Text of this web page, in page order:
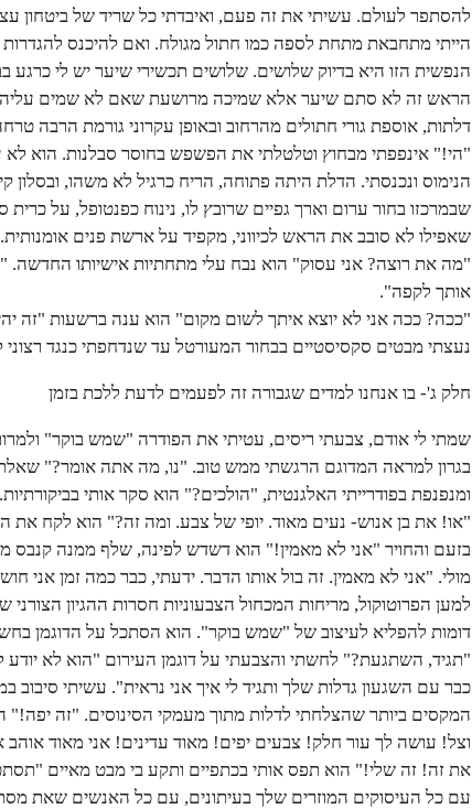
להסתפר לעולם. עשיתי את זה פעם, ואיבדתי כל שריד של ביטחון
הייתי מתחבאת מתחת לספה כמו חתול מגולח. ואם להיכנס
הנפשית הזו היא בדיוק שלושים. שלושים תכשירי שיער יש לי כרגע
הראש זה לא סתם שיער אלא שמיכה מרושעת שאם לא שמים עליה
דלתות, אוספת גורי חתולים מהרחוב ובאופן עקרוני גורמת הרבה
"הי!" אינפפתי מבחוץ וטלטלתי את הפשפש בחוסר סבלנות. הוא לא
הנימוס ונכנסתי. הדלת היתה פתוחה, הריח כרגיל לא משהו, ובסלון
שבמרכזו בחור ערום וארך גפיים שרובץ לו, נינוח כפנטופל, על כרית
שאפילו לא סובב את הראש לכיווני, מקפיד על ארשת פנים אומנותית.
"מה את רוצה? אני עסוק" הוא נבח עלי מתחתיות אישיותו
אותך לקפה".
"ככה? ככה אני לא יוצא איתך לשום מקום" הוא ענה ברשעות "זה
נעצתי מבטים סקסיסטיים בבחור המעורטל עד שנדחפתי כנגד רצוני
חלק ג'- בו אנחנו למדים שגבורה זה לפעמים לדעת ללכת בזמן
שמתי לי אודם, צבעתי ריסים, עטיתי את הפודרה "שמש בוקר"
בגרון למראה המדוגם הרגשתי ממש טוב. "נו, מה אתה אומר?"
ומנפנפת בפודרייתי האלגנטית, "הולכים?" הוא סקר אותי בביקורתיות.
"או! את בן אנוש- נעים מאוד. יופי של צבע. ומה זה?" הוא לקח את
בזעם והחויר "אני לא מאמין!" הוא דשדש לפינה, שלף ממנה קנבס
מולי. "אני לא מאמין. זה בול אותו הדבר. ידעתי, כבר כמה זמן אני
למען הפרוטוקול, מריחות המכחול הצבעוניות חסרות ההגיון הצורני
דומות להפליא לעיצוב של "שמש בוקר". הוא הסתכל על הדוגמן
"תגיד, השתגעת?" לחשתי והצבעתי על דוגמן העירום "הוא לא יודע
כבר עם השגעון גדלות שלך ותגיד לי איך אני נראית". עשיתי סיבוב
המקסים ביותר שהצלחתי לדלות מתוך מעמקי הסינוסים. "זה יפה!"
וצל! עושה לך עור חלק! צבעים יפים! מאוד עדינים! אני מאוד
את זה! זה שלי!" הוא תפס אותי בכתפיים ותקע בי מבט מאיים
עם כל העיסוקים המוזרים שלך בעיתונים, עם כל האנשים שאת